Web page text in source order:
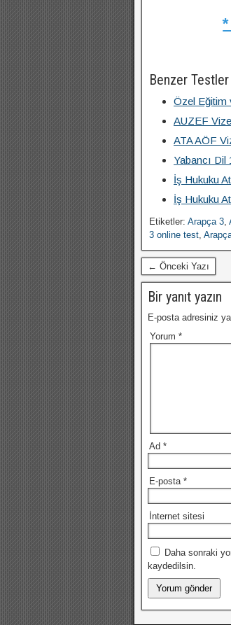
Benzer Testler
Özel Eğitim
AUZEF
ATA AÖF
Yabancı Dil
İş Hukuku
İş Hukuku
Etiketler: Arapça 3,
3 online test,
← Önceki Yazı
Bir yanıt yazın
E-posta adresiniz
Yorum *
Ad *
E-posta *
İnternet sitesi
Daha sonraki
kaydedilsin.